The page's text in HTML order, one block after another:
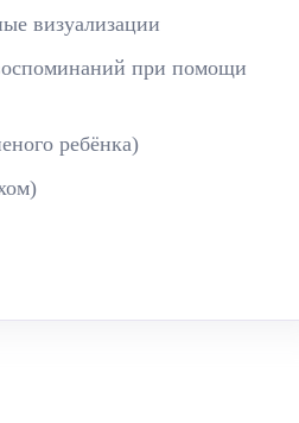
визуализации
при помощи
ребёнка)